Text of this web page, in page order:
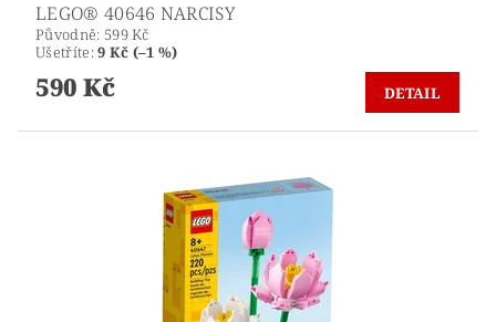
LEGO® 40646 NARCISY
Původně: 599 Kč
Ušetříte:9 Kč (–1 %)
590 Kč DETAIL